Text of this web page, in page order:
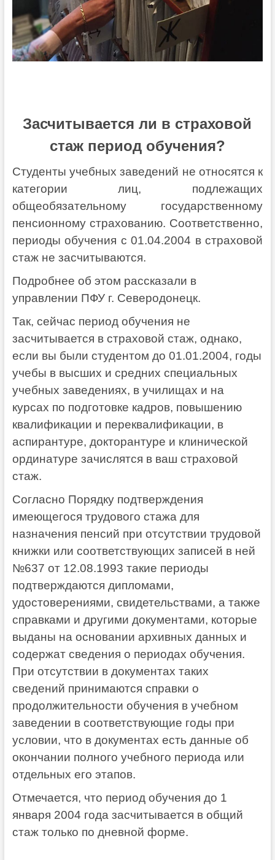
Засчитывается ли в страховой
стаж период обучения?
Студенты учебных заведений не относятся к
категории лиц, подлежащих
общеобязательному государственному
пенсионному страхованию. Соответственно,
периоды обучения с 01.04.2004 в страховой
стаж не засчитываются.
Подробнее об этом рассказали в
управлении ПФУ г. Северодонецк.
Так, сейчас период обучения не
засчитывается в страховой стаж, однако,
если вы были студентом до 01.01.2004, годы
учебы в высших и средних специальных
учебных заведениях, в училищах и на
курсах по подготовке кадров, повышению
квалификации и переквалификации, в
аспирантуре, докторантуре и клинической
ординатуре зачислятся в ваш страховой
стаж.
Согласно Порядку подтверждения
имеющегося трудового стажа для
назначения пенсий при отсутствии трудовой
книжки или соответствующих записей в ней
№637 от 12.08.1993 такие периоды
подтверждаются дипломами,
удостоверениями, свидетельствами, а также
справками и другими документами, которые
выданы на основании архивных данных и
содержат сведения о периодах обучения.
При отсутствии в документах таких
сведений принимаются справки о
продолжительности обучения в учебном
заведении в соответствующие годы при
условии, что в документах есть данные об
окончании полного учебного периода или
отдельных его этапов.
Отмечается, что период обучения до 1
января 2004 года засчитывается в общий
стаж только по дневной форме.